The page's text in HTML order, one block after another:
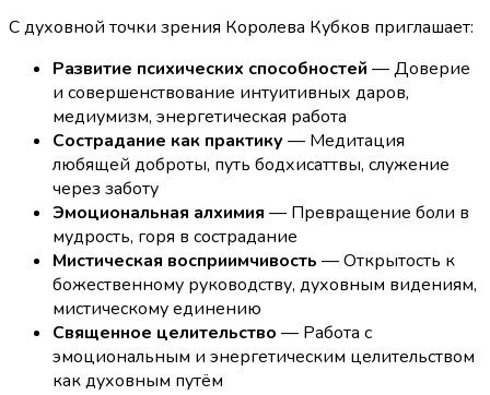
С духовной точки зрения Королева Кубков приглашает:
Развитие психических способностей — Доверие
и совершенствование интуитивных даров,
медиумизм, энергетическая работа
Сострадание как практику— Медитация
любящей доброты, путь бодхисаттвы, служение
через заботу
Эмоциональная алхимия — Превращение боли в
мудрость, горя в сострадание
Мистическая восприимчивость — Открытость к
божественному руководству, духовным видениям,
мистическому единению
Священное целительство — Работа с
эмоциональным и энергетическим целительством
как духовным путём